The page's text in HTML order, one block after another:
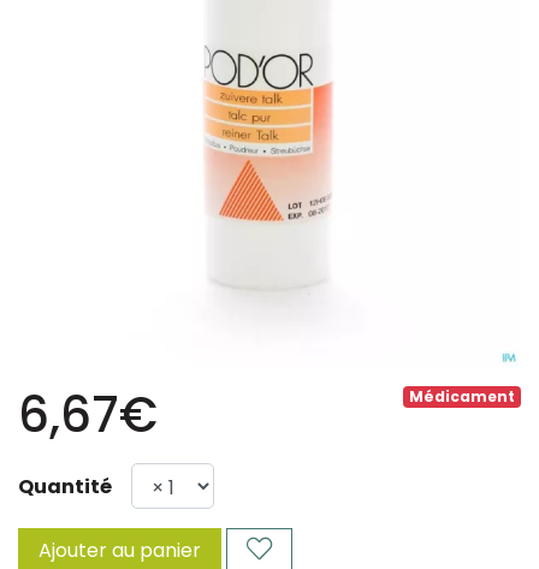
Médicament
6,67€
Quantité
Ajouter au panier